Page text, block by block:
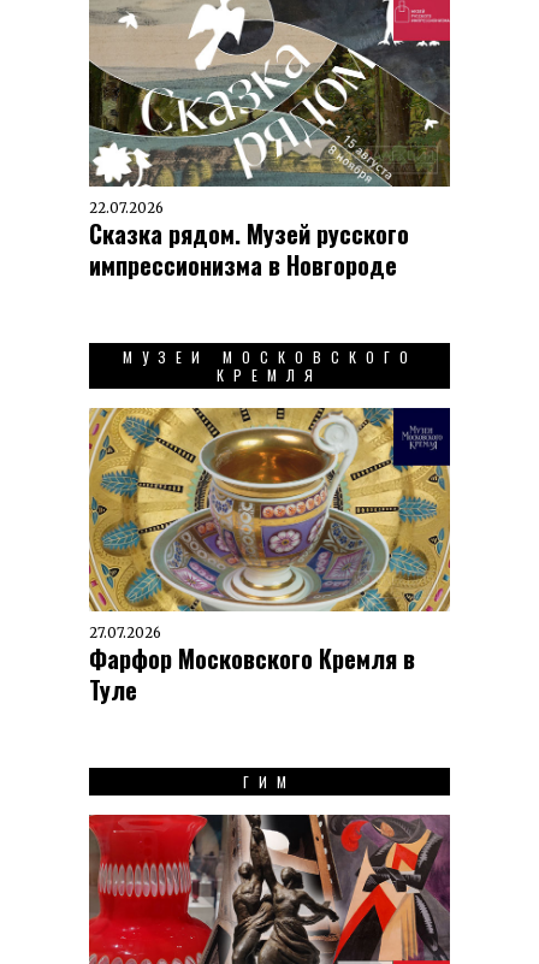
22.07.2026
Сказка рядом. Музей русского
импрессионизма в Новгороде
МУЗЕИ МОСКОВСКОГО
КРЕМЛЯ
27.07.2026
Фарфор Московского Кремля в
Туле
ГИМ